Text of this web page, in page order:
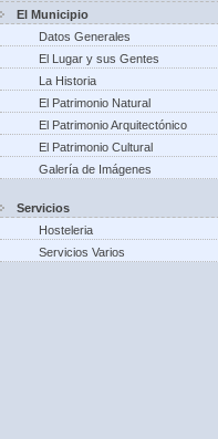
El Municipio
Datos Generales
El Lugar y sus Gentes
La Historia
El Patrimonio Natural
El Patrimonio Arquitectónico
El Patrimonio Cultural
Galería de Imágenes
Servicios
Hosteleria
Servicios Varios